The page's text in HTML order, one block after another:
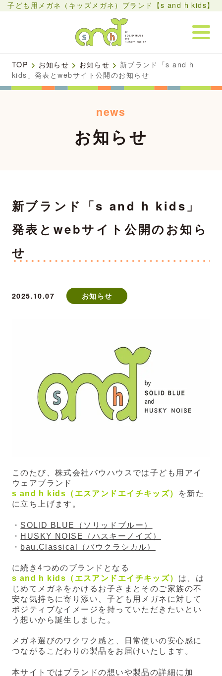
子ども用メガネ（キッズメガネ）ブランド【s and h kids】
TOP > お知らせ > お知らせ > 新ブランド「s and h
kids」発表とwebサイト公開のお知らせ
news
お知らせ
新ブランド「s and h kids」
発表とwebサイト公開のお知ら
せ
2025.10.07 お知らせ
このたび、株式会社バウハウスでは子ども用アイ
ウェアブランド
s and h kids（エスアンドエイチキッズ）
を新た
に立ち上げます。
・ SOLID BLUE（ソリッドブルー）
・ HUSKY NOISE（ハスキーノイズ）
・ bau.Classical（バウクラシカル）
に続き4つめのブランドとなる
s and h kids（エスアンドエイチキッズ） は、 は
じめてメガネをかけるお子さまとそのご家族の不
安な気持ちに寄り添い、 子ども用メガネに対して
ポジティブなイメージを持っていただきたいとい
う想いから誕生しました。
メガネ選びのワクワク感と、日常使いの安心感に
つながるこだわりの製品をお届けいたします。
本サイトではブランドの想いや製品の詳細に加